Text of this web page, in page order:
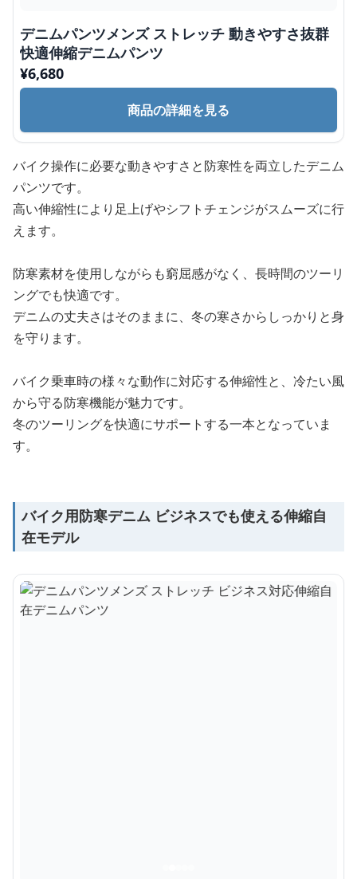
デニムパンツメンズ ストレッチ 動きやすさ抜群
快適伸縮デニムパンツ
¥6,680
商品の詳細を見る
バイク操作に必要な動きやすさと防寒性を両立したデニム
パンツです。
高い伸縮性により足上げやシフトチェンジがスムーズに行
えます。
防寒素材を使用しながらも窮屈感がなく、長時間のツーリ
ングでも快適です。
デニムの丈夫さはそのままに、冬の寒さからしっかりと身
を守ります。
バイク乗車時の様々な動作に対応する伸縮性と、冷たい風
から守る防寒機能が魅力です。
冬のツーリングを快適にサポートする一本となっていま
す。
バイク用防寒デニム ビジネスでも使える伸縮自
在モデル